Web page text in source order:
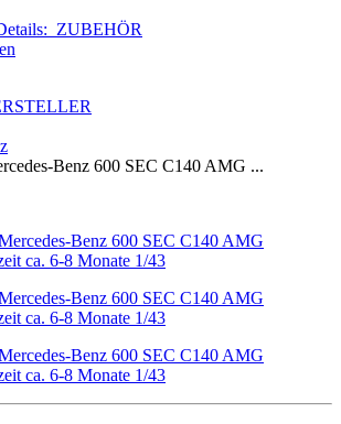
ZUBEHÖR
Benz 600 SEC C140 AMG ...